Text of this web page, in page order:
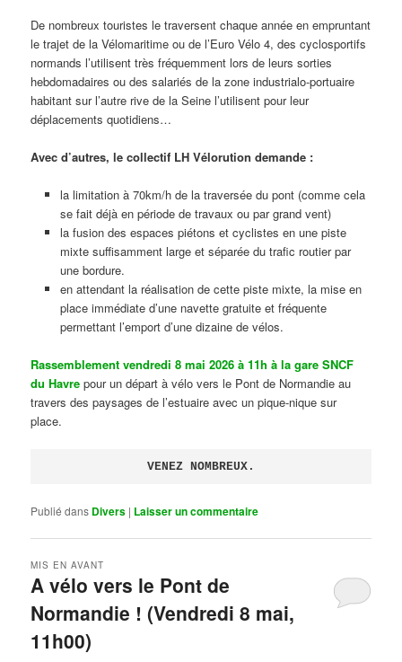
De nombreux touristes le traversent chaque année en empruntant
le trajet de la Vélomaritime ou de l’Euro Vélo 4, des cyclosportifs
normands l’utilisent très fréquemment lors de leurs sorties
hebdomadaires ou des salariés de la zone industrialo-portuaire
habitant sur l’autre rive de la Seine l’utilisent pour leur
déplacements quotidiens…
Avec d’autres, le collectif LH Vélorution demande :
la limitation à 70km/h de la traversée du pont (comme cela
se fait déjà en période de travaux ou par grand vent)
la fusion des espaces piétons et cyclistes en une piste
mixte suffisamment large et séparée du trafic routier par
une bordure.
en attendant la réalisation de cette piste mixte, la mise en
place immédiate d’une navette gratuite et fréquente
permettant l’emport d’une dizaine de vélos.
Rassemblement vendredi 8 mai 2026 à 11h à la gare SNCF
du Havre pour un départ à vélo vers le Pont de Normandie au
travers des paysages de l’estuaire avec un pique-nique sur
place.
VENEZ NOMBREUX.
Publié dans Divers | Laisser un commentaire
A vélo vers le Pont de
Normandie ! (Vendredi 8 mai,
11h00)
MIS EN AVANT